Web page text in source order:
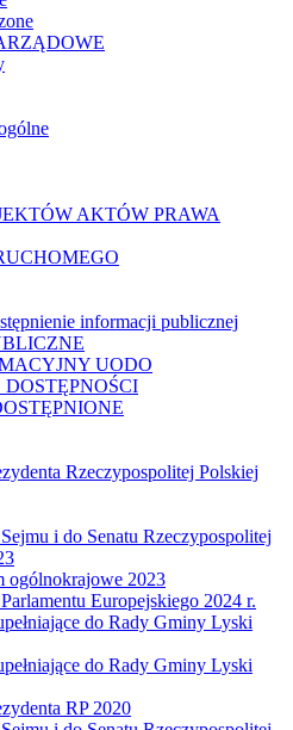
AKTÓW PRAWA
informacji publicznej
UODO
Rzeczypospolitej Polskiej
i do Senatu Rzeczypospolitej
ogólnokrajowe 2023
Europejskiego 2024 r.
do Rady Gminy Lyski
do Rady Gminy Lyski
RP 2020